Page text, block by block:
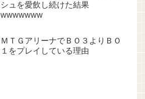
シュを愛飲し続けた結果
wwwwwww
ＭＴＧアリーナでＢＯ３よりＢＯ
１をプレイしている理由